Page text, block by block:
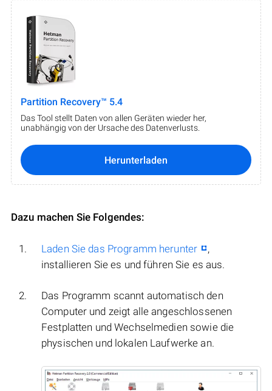
Partition Recovery™ 5.4
Das Tool stellt Daten von allen Geräten wieder her,
unabhängig von der Ursache des Datenverlusts.
Herunterladen
Dazu machen Sie Folgendes:
Laden Sie das Programm herunter
,
installieren Sie es und führen Sie es aus.
Das Programm scannt automatisch den
Computer und zeigt alle angeschlossenen
Festplatten und Wechselmedien sowie die
physischen und lokalen Laufwerke an.